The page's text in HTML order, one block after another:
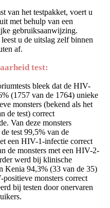
van het testpakket, voert u
met behulp van een
gebruiksaanwijzing.
u de uitslag zelf binnen
af.
test:
bleek dat de HIV-
(1757 van de 1764) unieke
monsters (bekend als het
de test) correct
Van deze monsters
de test 99,5% van de
een HIV-1-infectie correct
de monsters met een HIV-2-
werd bij klinische
Kenia 94,3% (33 van de 35)
monsters correct
bij testen door onervaren